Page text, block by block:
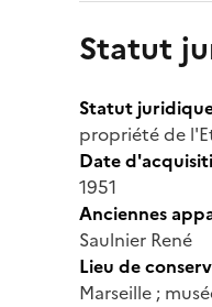
Statut
Statut
propriété de
Date
1951
Anciennes
Saulnier René
Lieu de
Marseille ;